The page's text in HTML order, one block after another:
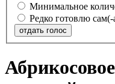
Минимальное
Редко готовлю
отдать голос